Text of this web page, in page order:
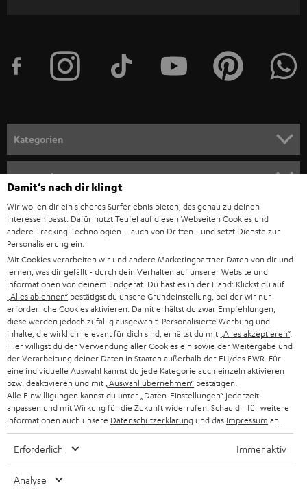
e
n
m
e
l
d
u
n
g
Kategorien
SOUNDBAR
HIFI-LAUTSPRECHER
SMART HOME
BLUETOOTH-LAUTSPRECHER
KOPFHÖRER
BLUETOOTH-KOPFHÖRER
STEREOANLAGEN
Unternehmen
SUPPORT
KARRIERE
PRESSE & MARKETING
GESCHÄFTSKUNDEN
PARTNERPROGRAMM
BLOG
NEWSLETTER
STORES
DEINE VORTEILE BEI TEUFEL
TEUFEL STORY
Teufel Onlineshops
DEUTSCHLAND
ÖSTERREICH
SCHWEIZ
NIEDERLANDE
BELGIEN
FRANKREICH
Damit‘s nach dir klingt
Wir wollen dir ein sicheres Surferlebnis bieten, das genau zu deinen
Interessen passt. Dafür nutzt Teufel auf diesen Webseiten Cookies und
andere Tracking-Technologien – auch von Dritten - und setzt Dienste zur
Personalisierung ein.
Mit Cookies verarbeiten wir und andere Marketingpartner Daten von dir und
lernen, was dir gefällt - durch dein Verhalten auf unserer Website und
Informationen von deinem Endgerät. Du hast es in der Hand: Klickst du auf
„Alles ablehnen“ bestätigst du unsere Grundeinstellung, bei der wir nur
erforderliche Cookies aktivieren. Damit erhältst du zwar Empfehlungen,
diese werden jedoch zufällig ausgewählt. Personalisierte Werbung und
Inhalte, die wirklich relevant für dich sind, erhältst du mit „Alles akzeptieren“.
Hier willigst du der Verwendung aller Cookies ein sowie der Weitergabe und
der Verarbeitung deiner Daten in Staaten außerhalb der EU/des EWR. Für
eine individuelle Auswahl kannst du jede Kategorie auch einzeln aktivieren
bzw. deaktivieren und mit „Auswahl übernehmen“ bestätigen.
Alle Einwilligungen kannst du unter „Daten-Einstellungen“ jederzeit
anpassen und mit Wirkung für die Zukunft widerrufen. Schau dir für weitere
Informationen auch unsere Datenschutzerklärung und das Impressum an.
Erforderlich Immer aktiv
Analyse